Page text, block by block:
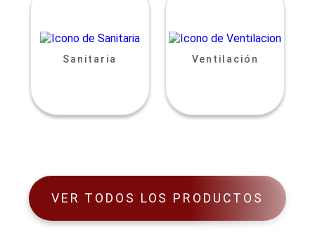
Sanitaria Ventilación
VER TODOS LOS PRODUCTOS